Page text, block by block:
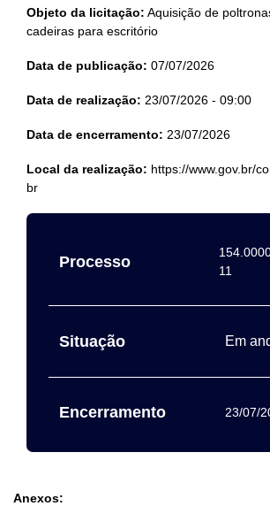
Objeto da licitação: Aquisição de
cadeiras para escritório
Data de publicação: 07/07/2026
Data de realização: 23/07/2026 - 09:00
Data de encerramento: 23/07/2026
Local da realização: https://www.gov.br/
br
Processo
11
Situação Em
Encerramento 23/07/
Anexos: